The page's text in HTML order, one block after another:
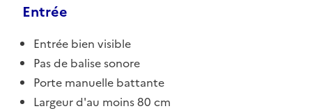
Entrée
Entrée bien visible
Pas de balise sonore
Porte manuelle battante
Largeur d'au moins 80 cm